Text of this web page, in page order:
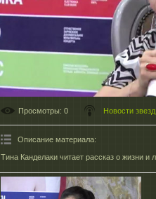
Просмотры: 0 Новости звезд
Описание материала:
Тина Канделаки читает рассказ о жизни